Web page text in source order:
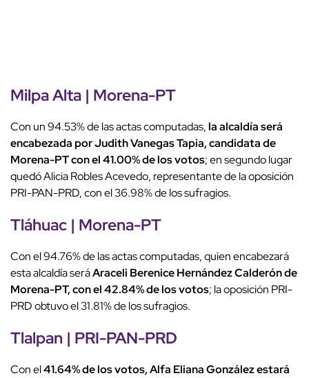
Milpa Alta | Morena-PT
Con un 94.53% de las actas computadas,la alcaldía será
encabezada por Judith Vanegas Tapia, candidata de
Morena-PT con el 41.00% de los votos; en segundo lugar
quedó Alicia Robles Acevedo, representante de la oposición
PRI-PAN-PRD, con el 36.98% de los sufragios.
Tláhuac | Morena-PT
Con el 94.76% de las actas computadas, quien encabezará
esta alcaldía seráAraceli Berenice Hernández Calderón de
Morena-PT, con el 42.84% de los votos; la oposición PRI-
PRD obtuvo el 31.81% de los sufragios.
Tlalpan | PRI-PAN-PRD
Con el41.64% de los votos, Alfa Eliana González estará